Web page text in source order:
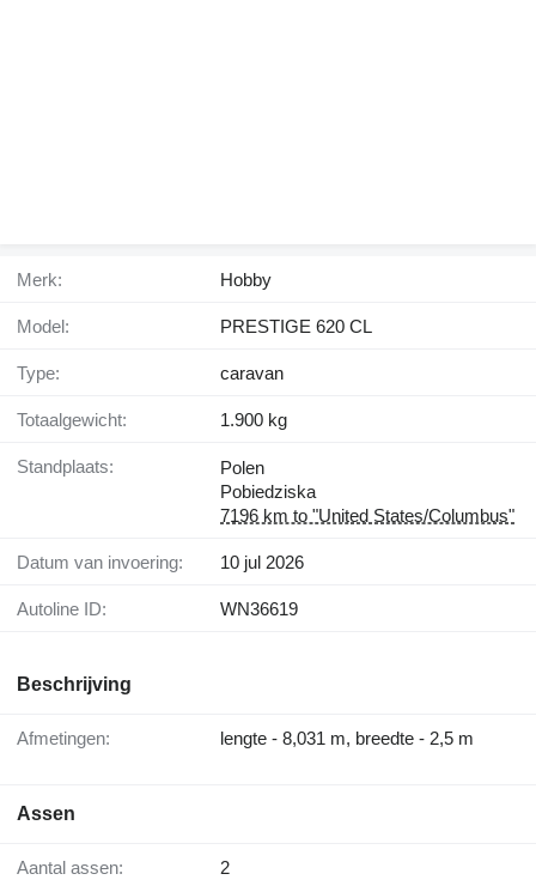
Merk: Hobby
Model: PRESTIGE 620 CL
Type: caravan
Totaalgewicht: 1.900 kg
Standplaats:
Polen
Pobiedziska
7196 km to "United States/Columbus"
Datum van invoering: 10 jul 2026
Autoline ID: WN36619
Beschrijving
Afmetingen: lengte - 8,031 m, breedte - 2,5 m
Assen
Aantal assen: 2